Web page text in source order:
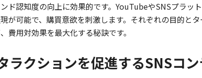
ド認知度の向上に効果的です。YouTubeやSNSプラッ
が可能で、購買意欲を刺激します。それぞれの目的と
費用対効果を最大化する秘訣です。
ラクションを促進するSNSコ